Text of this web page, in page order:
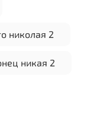
николая 2
никая 2